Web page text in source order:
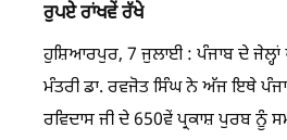
ਰੁਪਏ ਰਾਂਖਵੇਂ ਰੱਖੇ
ਹੁਸ਼ਿਆਰਪੁਰ, 7 ਜੁਲਾਈ : ਪੰਜਾਬ ਦੇ ਜੇਲ੍ਹਾਂ
ਮੰਤਰੀ ਡਾ. ਰਵਜੋਤ ਸਿੰਘ ਨੇ ਅੱਜ ਇਥੇ
ਰਵਿਦਾਸ ਜੀ ਦੇ 650ਵੇਂ ਪ੍ਰਕਾਸ਼ ਪੁਰਬ ਨੂੰ